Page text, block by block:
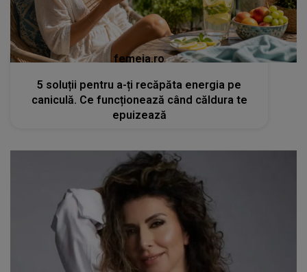
femeia.ro
5 soluții pentru a-ți recăpăta energia pe
caniculă. Ce funcționează când căldura te
epuizează